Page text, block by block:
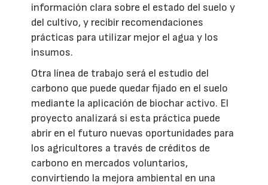
información clara sobre el estado del suelo y
del cultivo, y recibir recomendaciones
prácticas para utilizar mejor el agua y los
insumos.
Otra línea de trabajo será el estudio del
carbono que puede quedar fijado en el suelo
mediante la aplicación de biochar activo. El
proyecto analizará si esta práctica puede
abrir en el futuro nuevas oportunidades para
los agricultores a través de créditos de
carbono en mercados voluntarios,
convirtiendo la mejora ambiental en una